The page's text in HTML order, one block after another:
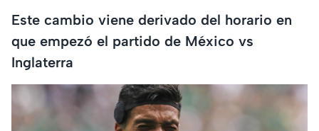
Este cambio viene derivado del horario en
que empezó el partido de México vs
Inglaterra